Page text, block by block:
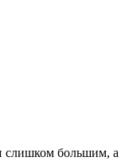
слишком большим, а